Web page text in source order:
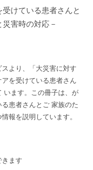
けている患者さんと
害時の対応－
より、「大災害に対す
を受けている患者さん
います。この冊子は、が
患者さんとご 家族のた
報を説明しています。
ます